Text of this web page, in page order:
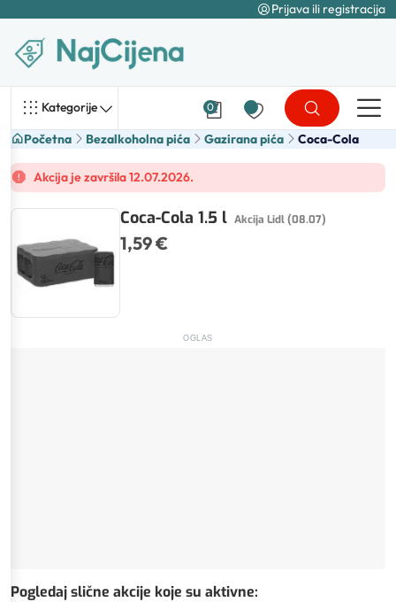
Prijava ili registracija
Kategorije 0
Početna Bezalkoholna pića Gazirana pića Coca-Cola
Akcija je završila 12.07.2026.
Coca-Cola 1.5 l Akcija Lidl (08.07)
1,59 €
OGLAS
Pogledaj slične akcije koje su aktivne: